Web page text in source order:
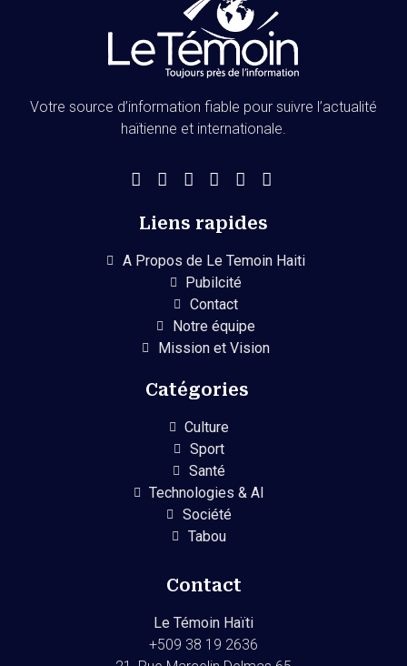
Votre source d’information fiable pour suivre l’actualité
haïtienne et internationale.
Liens rapides
A Propos de Le Temoin Haiti
Pubilcité
Contact
Notre équipe
Mission et Vision
Catégories
Culture
Sport
Santé
Technologies & AI
Société
Tabou
Contact
Le Témoin Haïti
+509 38 19 2636